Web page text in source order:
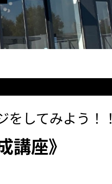
してみよう！！
講座》